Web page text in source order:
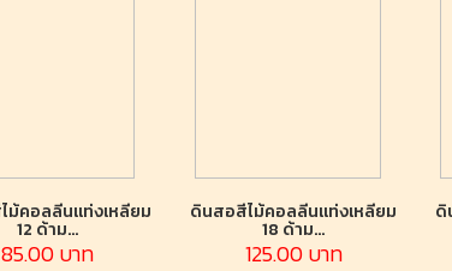
ม้คอลลีนแท่งเหลี่ยม
12 ด้าม...
85.00 บาท
ดินสอสีไม้คอลลีนแท่งเหลี่ยม
18 ด้าม...
125.00 บาท
ดิ